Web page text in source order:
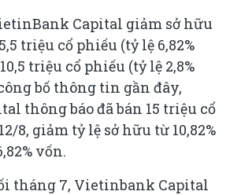
Capital giảm sở hữu
triệu cổ phiếu (tỷ lệ 6,82%
triệu cổ phiếu (tỷ lệ 2,8%
bố thông tin gần đây,
thông báo đã bán 15 triệu cổ
8, giảm tỷ lệ sở hữu từ 10,82%
vốn.
tháng 7, Vietinbank Capital